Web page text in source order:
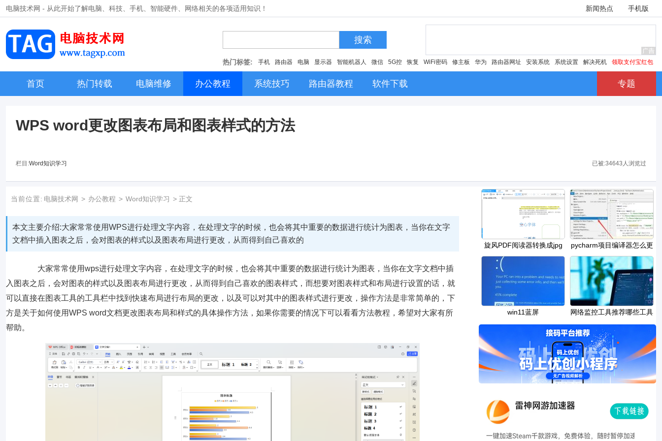
电脑技术网 - 从此开始了解电脑、科技、手机、智能硬件、网络相关的各项适用知识！ 新闻热点 手机版
搜索
热门标签: 手机 路由器 电脑 显示器 智能机器人 微信 5G控 恢复 WiFi密码 修主板 华为 路由器网址 安装系统 系统设置 解决死机 领取支付宝红包
首页 热门转载 电脑维修 办公教程 系统技巧 路由器教程 软件下载 专题
WPS word更改图表布局和图表样式的方法
栏目:Word知识学习 已被:34643人浏览过
当前位置: 电脑技术网 > 办公教程 > Word知识学习 > 正文
本文主要介绍:大家常常使用WPS进行处理文字内容，在处理文字的时候，也会将其中重要的数据进行统计为图表，当你在文字
文档中插入图表之后，会对图表的样式以及图表布局进行更改，从而得到自己喜欢的
大家常常使用wps进行处理文字内容，在处理文字的时候，也会将其中重要的数据进行统计为图表，当你在文字文档中插
入图表之后，会对图表的样式以及图表布局进行更改，从而得到自己喜欢的图表样式，而想要对图表样式和布局进行设置的话，就
可以直接在图表工具的工具栏中找到快速布局进行布局的更改，以及可以对其中的图表样式进行更改，操作方法是非常简单的，下
方是关于如何使用WPS word文档更改图表布局和样式的具体操作方法，如果你需要的情况下可以看看方法教程，希望对大家有所
帮助。
​旋风PDF阅读器转换成jpg
图片的教程
pycharm项目编译器怎么更
改-pycharm更改项目
win11蓝屏
DRIVER_VERIFIER_DMA_VIOLATION
网络监控工具推荐哪些工具
可以帮助你实